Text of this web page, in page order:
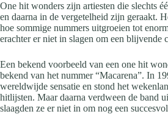
One hit wonders zijn artiesten die slechts
en daarna in de vergetelheid zijn geraakt.
hoe sommige nummers uitgroeien tot
erachter er niet in slagen om een blijvende
Een bekend voorbeeld van een one hit
bekend van het nummer “Macarena”. In
wereldwijde sensatie en stond het
hitlijsten. Maar daarna verdween de band
slaagden ze er niet in om nog een